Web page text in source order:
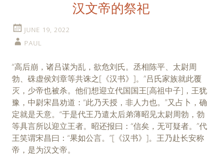
汉文帝的祭祀
JUNE 19, 2022
PAUL
“高后崩，诸吕谋为乱，欲危刘氏。丞相陈平、太尉周
勃、硃虚侯刘章等共诛之[《汉书》]。”吕氏家族就此覆
灭，少帝也被杀。他们想迎立代国国王[高祖中子]，王犹
豫，中尉宋昌劝道：“此乃天授，非人力也。”又占卜，确
定就是天意。“于是代王乃遣太后弟薄昭见太尉周勃，勃
等具言所以迎立王者。昭还报曰：“信矣，无可疑者。”代
王笑谓宋昌曰：“果如公言。”[《汉书》]。王乃赴长安称
帝，是为汉文帝。